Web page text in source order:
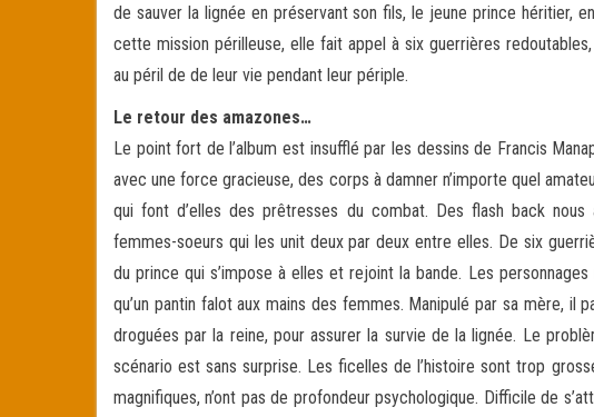
de sauver la lignée en préservant son fils, le jeune prince héritier,
cette mission périlleuse, elle fait appel à six guerrières
au péril de de leur vie pendant leur périple.
Le retour des amazones…
Le point fort de l’album est insufflé par les dessins de Francis
avec une force gracieuse, des corps à damner n’importe quel
qui font d’elles des prêtresses du combat. Des flash back
femmes-soeurs qui les unit deux par deux entre elles. De six
du prince qui s’impose à elles et rejoint la bande. Les
qu’un pantin falot aux mains des femmes. Manipulé par sa mère, il
droguées par la reine, pour assurer la survie de la lignée. Le
scénario est sans surprise. Les ficelles de l’histoire sont trop
magnifiques, n’ont pas de profondeur psychologique. Difficile de